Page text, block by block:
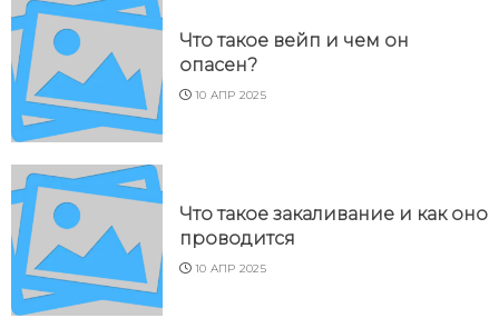
Что такое вейп и чем он
опасен?
10 АПР 2025
Что такое закаливание и как оно
проводится
10 АПР 2025